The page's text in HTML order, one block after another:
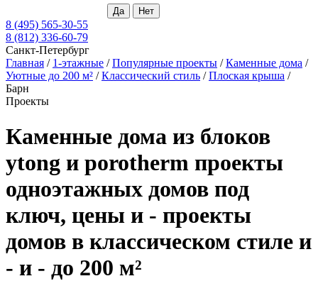
8 (495) 565-30-55
8 (812) 336-60-79
Санкт-Петербург
Главная / 1-этажные /Популярные проекты /Каменные дома /
Уютные до 200 м² /Классический стиль /Плоская крыша /
Барн
Проекты
Каменные дома из блоков
ytong и porotherm проекты
одноэтажных домов под
ключ, цены и - проекты
домов в классическом стиле и
- и - до 200 м²